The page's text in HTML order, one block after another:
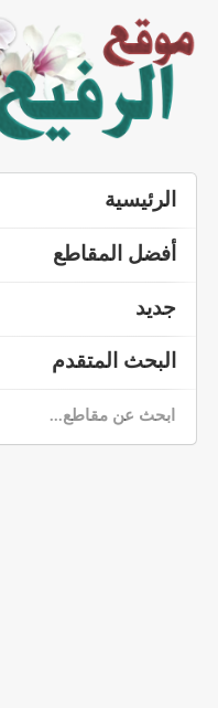
الرئيسية
أفضل المقاطع
جديد
البحث المتقدم